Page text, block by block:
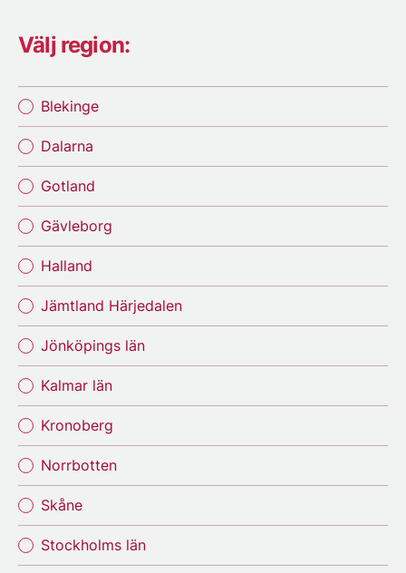
Välj region:
Blekinge
Dalarna
Gotland
Gävleborg
Halland
Jämtland Härjedalen
Jönköpings län
Kalmar län
Kronoberg
Norrbotten
Skåne
Stockholms län